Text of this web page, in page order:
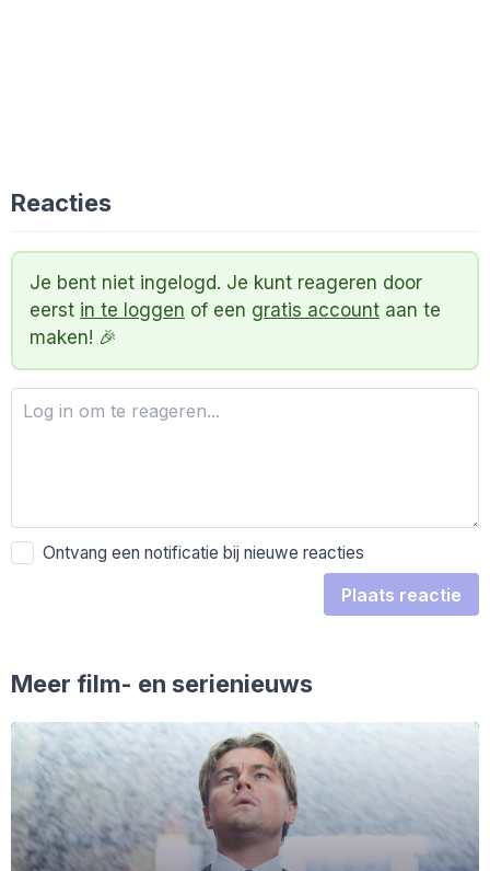
Reacties
Je bent niet ingelogd. Je kunt reageren door
eerst in te loggen of een gratis account aan te
maken! 🎉
Ontvang een notificatie bij nieuwe reacties
Plaats reactie
Meer film- en serienieuws